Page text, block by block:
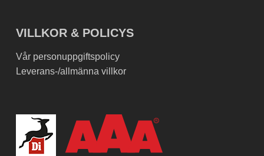
VILLKOR & POLICYS
Vår personuppgiftspolicy
Leverans-/allmänna villkor